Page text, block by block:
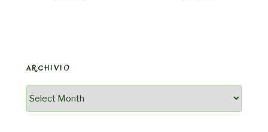
ARCHIVIO
Archivio